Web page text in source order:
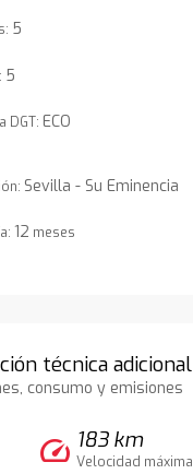
5
5
DGT: ECO
Sevilla - Su Eminencia
12 meses
técnica adicional
consumo y emisiones
speed 183 km
Velocidad máxima